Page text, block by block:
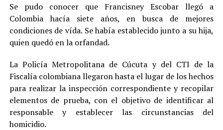
Se pudo conocer que Francisney Escobar llegó a
Colombia hacía siete años, en busca de mejores
condiciones de vída. Se había establecido junto a su hija,
quien quedó en la orfandad.
La Policía Metropolitana de Cúcuta y del CTI de la
Fiscalía colombiana llegaron hasta el lugar de los hechos
para realizar la inspección correspondiente y recopilar
elementos de prueba, con el objetivo de identificar al
responsable y establecer las circunstancias del
homicidio.